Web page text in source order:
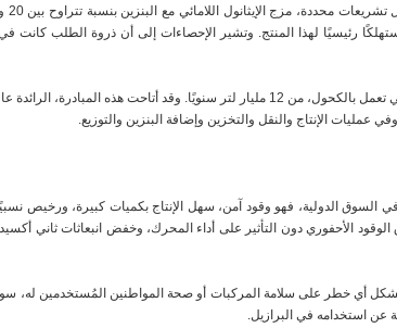
أما الآن، فيقترب هذا الاستهلاك، نتيجة لانخفاض عدد السيارات التي تعمل بالكحول، من 12 مليار لتر
عمليات الإنتاج والنقل والتخزين وإضافة البنزين والتوزيع.
في السوق الدولية، فهو وقود آمن، سهل الإنتاج بكميات كبيرة، ورخيص
بنسب تصل إلى 10%، تحسين احتراق الوقود الأحفوري دون التأثير على أداء المحرك، وخفض
يُشكل أي خطر على سلامة المركبات أو صحة المواطنين المُستخدمين له،
استخدامه في البرازيل.